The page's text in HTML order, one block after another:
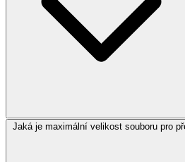
Jaká je maximální velikost souboru pro